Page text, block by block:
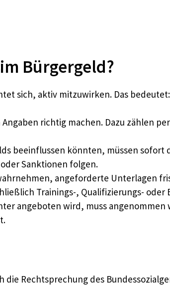
Bürgergeld?
sich, aktiv mitzuwirken. Das bedeutet:
richtig machen. Dazu zählen
beeinflussen könnten, müssen
Sanktionen folgen.
angeforderte Unterlagen
Trainings-, Qualifizierungs- oder
angeboten wird, muss
Rechtsprechung des